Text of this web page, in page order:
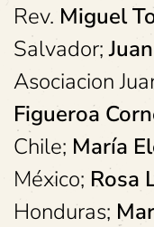
Rev. Miguel
Salvador;
Asociacion
Figueroa
Chile; María
México; Rosa
Honduras;